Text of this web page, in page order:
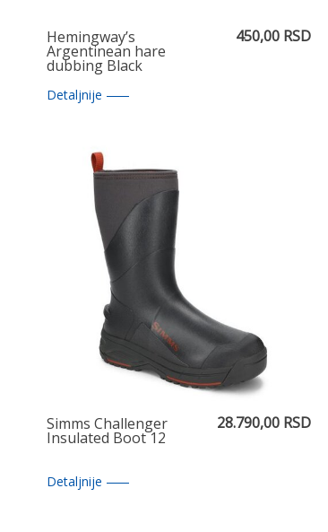
Hemingway’s
Argentinean hare
dubbing Black
450,00 RSD
Detaljnije
Simms Challenger
Insulated Boot 12
28.790,00 RSD
Detaljnije